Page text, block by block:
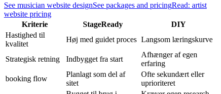
See musician website designSee packages and pricingRead: artist
website pricing
Kriterie
StageReady
DIY
Hastighed til
kvalitet
Høj med guidet proces Langsom læringskurve
Strategisk retning Indbygget fra start
Afhænger af egen
erfaring
booking flow
Planlagt som del af
sitet
Ofte sekundært eller
uprioriteret